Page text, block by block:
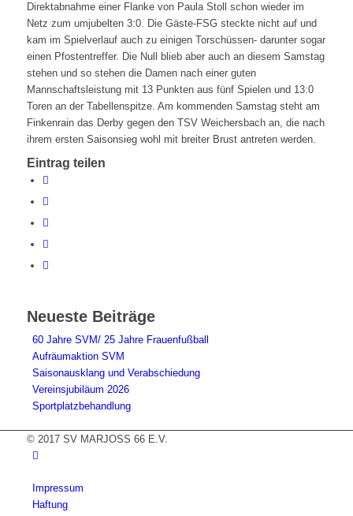
Direktabnahme einer Flanke von Paula Stoll schon wieder im
Netz zum umjubelten 3:0. Die Gäste-FSG steckte nicht auf und
kam im Spielverlauf auch zu einigen Torschüssen- darunter sogar
einen Pfostentreffer. Die Null blieb aber auch an diesem Samstag
stehen und so stehen die Damen nach einer guten
Mannschaftsleistung mit 13 Punkten aus fünf Spielen und 13:0
Toren an der Tabellenspitze. Am kommenden Samstag steht am
Finkenrain das Derby gegen den TSV Weichersbach an, die nach
ihrem ersten Saisonsieg wohl mit breiter Brust antreten werden.
Eintrag teilen
Neueste Beiträge
60 Jahre SVM/ 25 Jahre Frauenfußball
Aufräumaktion SVM
Saisonausklang und Verabschiedung
Vereinsjubiläum 2026
Sportplatzbehandlung
© 2017 SV MARJOSS 66 E.V.
Impressum
Haftung